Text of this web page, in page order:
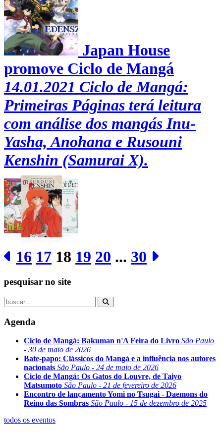
Japan House
promove Ciclo de Mangá
14.01.2021 Ciclo de Mangá:
Primeiras Páginas terá leitura
com análise dos mangás Inu-
Yasha, Anohana e Rusouni
Kenshin (Samurai X).
16 17 18 19 20 ... 30
pesquisar no site
Agenda
Ciclo de Mangá: Bakuman n'A Feira do Livro São Paulo
- 30 de maio de 2026
Bate-papo: Clássicos do Mangá e a influência nos autores
nacionais São Paulo - 24 de maio de 2026
Ciclo de Mangá: Os Gatos do Louvre, de Taiyo
Matsumoto São Paulo - 21 de fevereiro de 2026
Encontro de lançamento Yomi no Tsugai - Daemons do
Reino das Sombras São Paulo - 15 de dezembro de 2025
todos os eventos